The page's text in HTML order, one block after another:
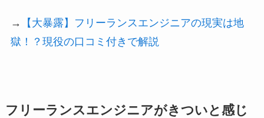
→
【大暴露】フリーランスエンジニアの現実は地
獄！？現役の口コミ付きで解説
フリーランスエンジニアがきついと感じ